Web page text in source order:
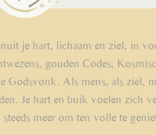
je hart, lichaam en ziel, in
gouden Codes,
Godsvonk. Als mens, als ziel,
Je hart en buik voelen zich
meer om ten volle te